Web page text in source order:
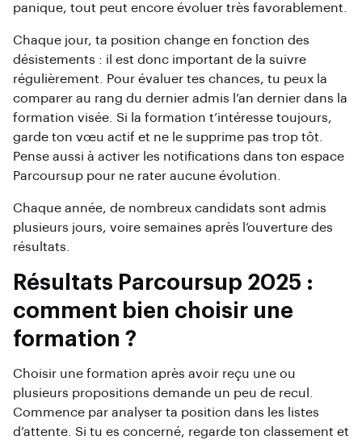
panique, tout peut encore évoluer très favorablement.
Chaque jour, ta position change en fonction des
désistements : il est donc important de la suivre
régulièrement. Pour évaluer tes chances, tu peux la
comparer au rang du dernier admis l’an dernier dans la
formation visée. Si la formation t’intéresse toujours,
garde ton vœu actif et ne le supprime pas trop tôt.
Pense aussi à activer les notifications dans ton espace
Parcoursup pour ne rater aucune évolution.
Chaque année, de nombreux candidats sont admis
plusieurs jours, voire semaines après l’ouverture des
résultats.
Résultats Parcoursup 2025 :
comment bien choisir une
formation ?
Choisir une formation après avoir reçu une ou
plusieurs propositions demande un peu de recul.
Commence par analyser ta position dans les listes
d’attente. Si tu es concerné, regarde ton classement et